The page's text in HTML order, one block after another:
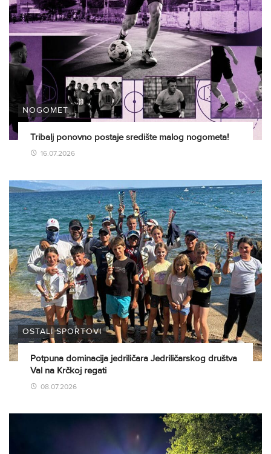
NOGOMET
Tribalj ponovno postaje središte malog nogometa!
16.07.2026
OSTALI SPORTOVI
Potpuna dominacija jedriličara Jedriličarskog društva
Val na Krčkoj regati
08.07.2026